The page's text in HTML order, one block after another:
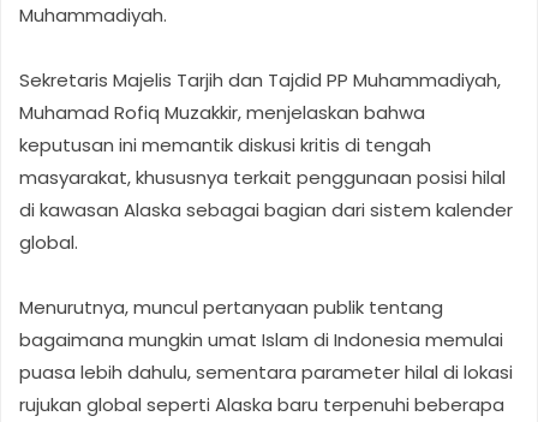
Muhammadiyah.
Sekretaris Majelis Tarjih dan Tajdid PP Muhammadiyah,
Muhamad Rofiq Muzakkir, menjelaskan bahwa
keputusan ini memantik diskusi kritis di tengah
masyarakat, khususnya terkait penggunaan posisi hilal
di kawasan Alaska sebagai bagian dari sistem kalender
global.
Menurutnya, muncul pertanyaan publik tentang
bagaimana mungkin umat Islam di Indonesia memulai
puasa lebih dahulu, sementara parameter hilal di lokasi
rujukan global seperti Alaska baru terpenuhi beberapa